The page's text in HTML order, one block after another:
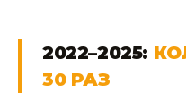
2022–2025:
30 РАЗ